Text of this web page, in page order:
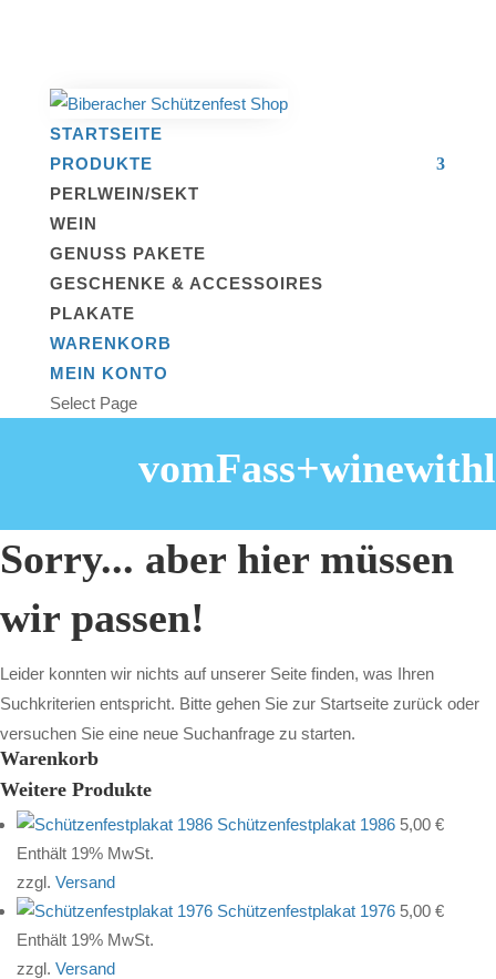
STARTSEITE
PRODUKTE
PERLWEIN/SEKT
WEIN
GENUSS PAKETE
GESCHENKE & ACCESSOIRES
PLAKATE
WARENKORB
MEIN KONTO
Select Page
vomFass+winewithl
Sorry... aber hier müssen
wir passen!
Leider konnten wir nichts auf unserer Seite finden, was Ihren
Suchkriterien entspricht. Bitte gehen Sie zur Startseite zurück oder
versuchen Sie eine neue Suchanfrage zu starten.
Warenkorb
Weitere Produkte
Schützenfestplakat 1986 5,00 €
Enthält 19% MwSt.
zzgl. Versand
Schützenfestplakat 1976 5,00 €
Enthält 19% MwSt.
zzgl. Versand